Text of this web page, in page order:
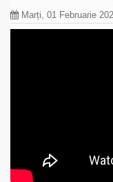
Marți, 01 Februarie